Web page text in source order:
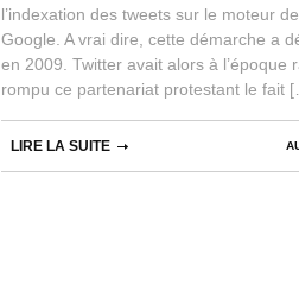
l’indexation des tweets sur le moteur
Google. A vrai dire, cette démarche a
en 2009. Twitter avait alors à l’époque
rompu ce partenariat protestant le fait
LIRE LA SUITE